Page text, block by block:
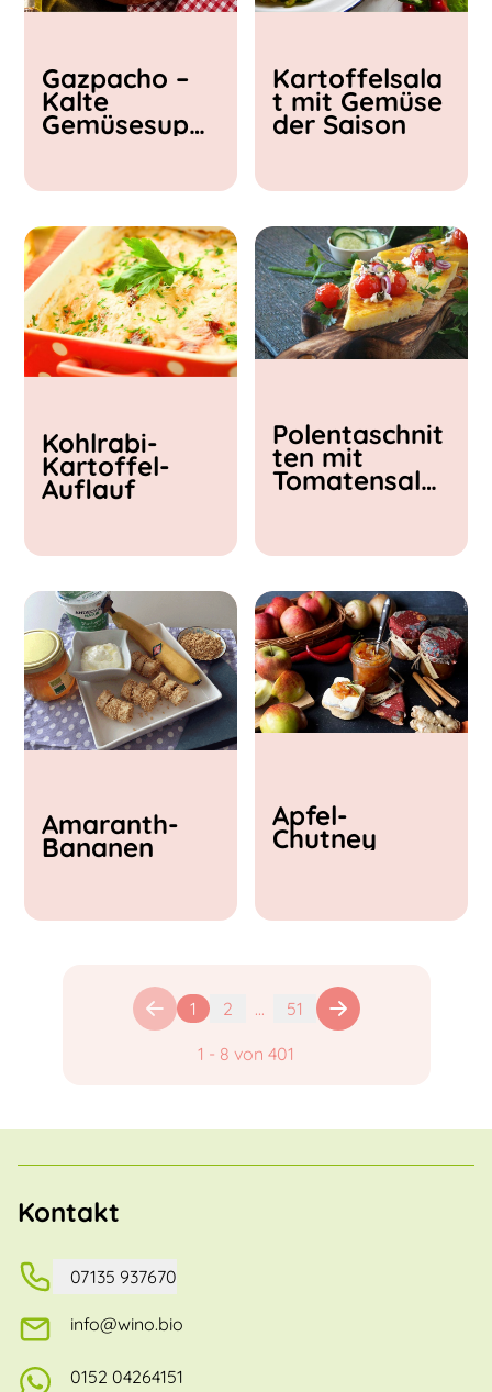
< 15 min
15 - 30 min
30 - 60 min
Gazpacho –
Kalte
Gemüsesupp
Kartoffelsala
t mit Gemüse
der Saison
Kohlrabi-
Kartoffel-
Auflauf
Polentaschnit
ten mit
Tomatensalat
Amaranth-
Bananen
Apfel-
Chutney
1 2 ... 51
1 - 8 von 401
Kontakt
07135 937670
info@wino.bio
0152 04264151